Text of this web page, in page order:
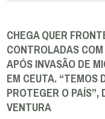
CHEGA QUER
CONTROLADAS
APÓS INVASÃO DE
EM CEUTA. “TEMOS
PROTEGER O PAÍS”,
VENTURA